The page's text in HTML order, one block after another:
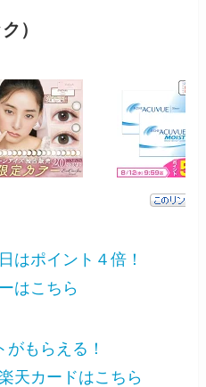
）
はポイント４倍！
はこちら
もらえる！
天カードはこちら